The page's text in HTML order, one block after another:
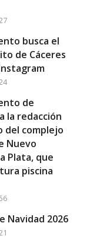
busca el
de Cáceres
de
la redacción
del complejo
Nuevo
Plata, que
piscina
Navidad 2026